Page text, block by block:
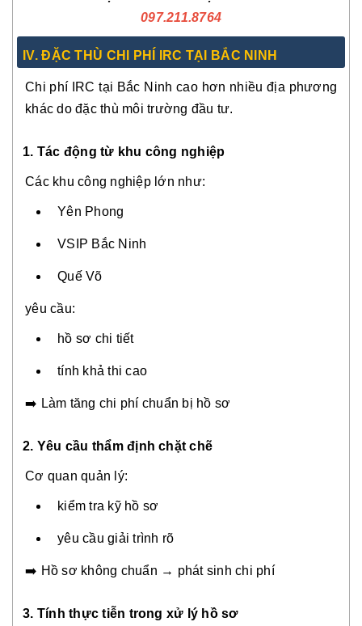
097.211.8764
IV. ĐẶC THÙ CHI PHÍ IRC TẠI BẮC NINH
Chi phí IRC tại Bắc Ninh cao hơn nhiều địa phương
khác do đặc thù môi trường đầu tư.
1. Tác động từ khu công nghiệp
Các khu công nghiệp lớn như:
Yên Phong
VSIP Bắc Ninh
Quế Võ
yêu cầu:
hồ sơ chi tiết
tính khả thi cao
➡️ Làm tăng chi phí chuẩn bị hồ sơ
2. Yêu cầu thẩm định chặt chẽ
Cơ quan quản lý:
kiểm tra kỹ hồ sơ
yêu cầu giải trình rõ
➡️ Hồ sơ không chuẩn → phát sinh chi phí
3. Tính thực tiễn trong xử lý hồ sơ